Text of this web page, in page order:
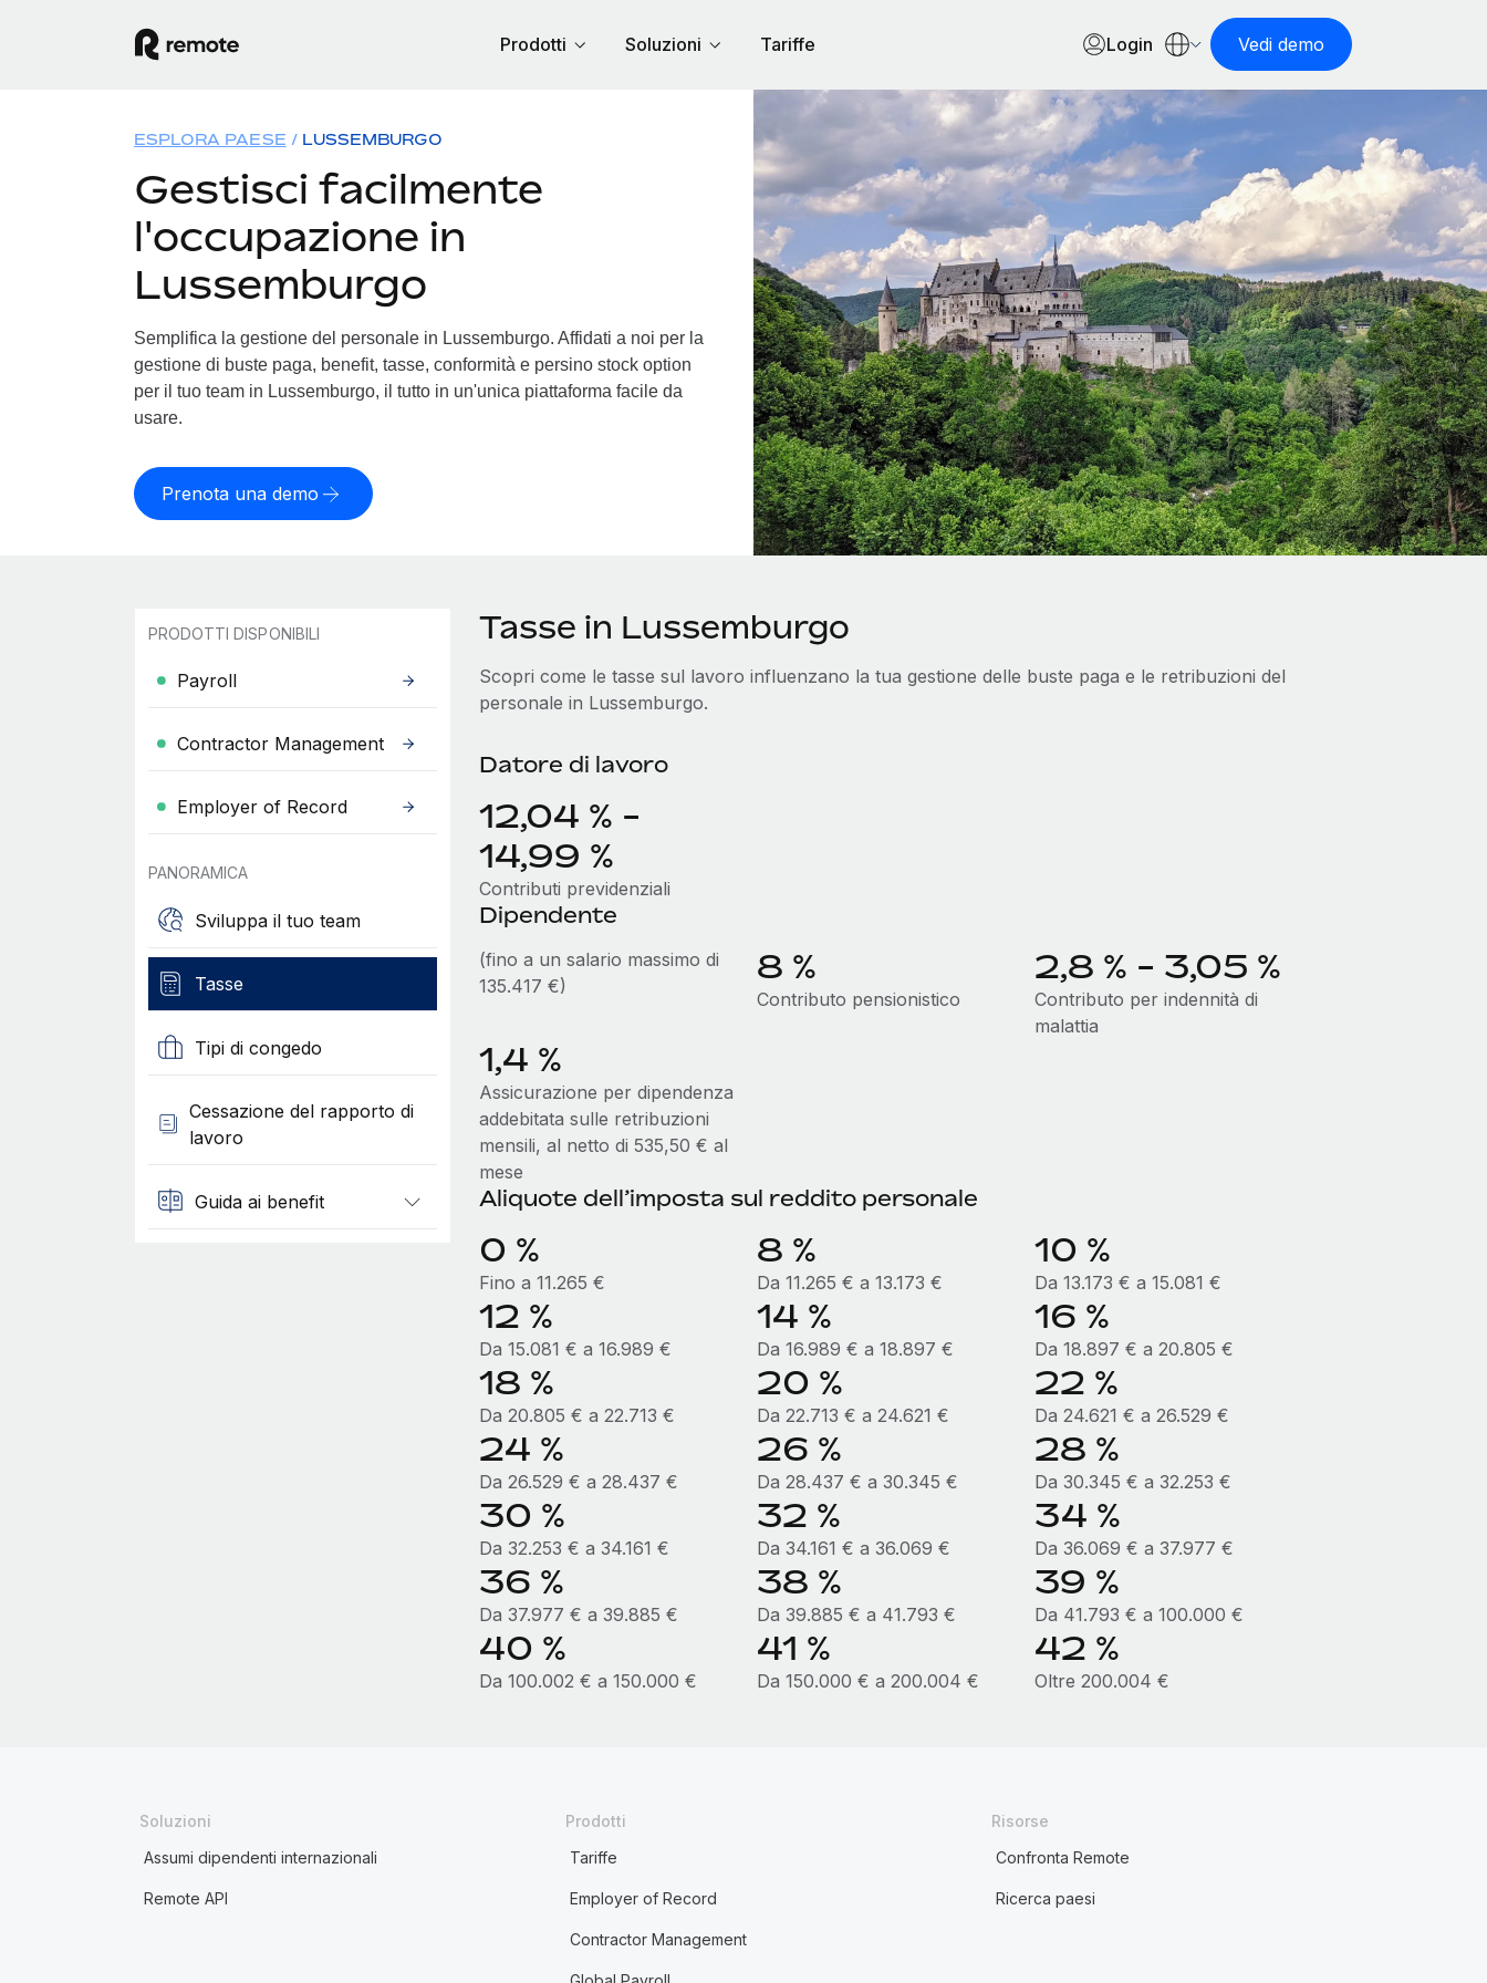
Prodotti Soluzioni Tariffe Login Vedi demo
ESPLORA PAESE LUSSEMBURGO
Gestisci facilmente
l'occupazione in
Lussemburgo
Semplifica la gestione del personale in Lussemburgo. Affidati a noi per la
gestione di buste paga, benefit, tasse, conformità e persino stock option
per il tuo team in Lussemburgo, il tutto in un'unica piattaforma facile da
usare.
Prenota una demo
PRODOTTI DISPONIBILI
Payroll
Contractor Management
Employer of Record
PANORAMICA
Sviluppa il tuo team
Tasse
Tipi di congedo
Cessazione del rapporto di
lavoro
Guida ai benefit
Tasse in Lussemburgo
Scopri come le tasse sul lavoro influenzano la tua gestione delle buste paga e le retribuzioni del
personale in Lussemburgo.
Datore di lavoro
12,04 % -
14,99 %
Contributi previdenziali
Dipendente
(fino a un salario massimo di
135.417 €)
8 %
Contributo pensionistico
2,8 % - 3,05 %
Contributo per indennità di
malattia
1,4 %
Assicurazione per dipendenza
addebitata sulle retribuzioni
mensili, al netto di 535,50 € al
mese
Aliquote dell’imposta sul reddito personale
0 %
Fino a 11.265 €
8 %
Da 11.265 € a 13.173 €
10 %
Da 13.173 € a 15.081 €
12 %
Da 15.081 € a 16.989 €
14 %
Da 16.989 € a 18.897 €
16 %
Da 18.897 € a 20.805 €
18 %
Da 20.805 € a 22.713 €
20 %
Da 22.713 € a 24.621 €
22 %
Da 24.621 € a 26.529 €
24 %
Da 26.529 € a 28.437 €
26 %
Da 28.437 € a 30.345 €
28 %
Da 30.345 € a 32.253 €
30 %
Da 32.253 € a 34.161 €
32 %
Da 34.161 € a 36.069 €
34 %
Da 36.069 € a 37.977 €
36 %
Da 37.977 € a 39.885 €
38 %
Da 39.885 € a 41.793 €
39 %
Da 41.793 € a 100.000 €
40 %
Da 100.002 € a 150.000 €
41 %
Da 150.000 € a 200.004 €
42 %
Oltre 200.004 €
Soluzioni
Assumi dipendenti internazionali
Remote API
Prodotti
Tariffe
Employer of Record
Contractor Management
Risorse
Confronta Remote
Ricerca paesi